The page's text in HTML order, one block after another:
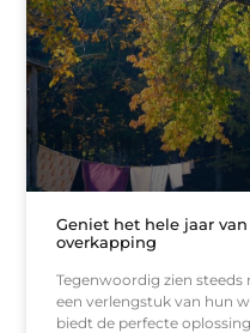
Geniet het hele jaar
overkapping
Tegenwoordig zien
een verlengstuk van hun
biedt de perfecte